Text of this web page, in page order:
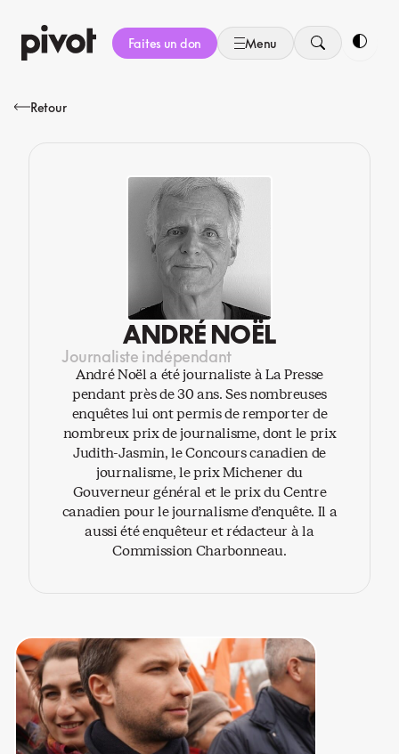
au
contenu
Faites un don Menu
Retour
ANDRÉ NOËL
Journaliste indépendant
André Noël a été journaliste à La Presse
pendant près de 30 ans. Ses nombreuses
enquêtes lui ont permis de remporter de
nombreux prix de journalisme, dont le prix
Judith-Jasmin, le Concours canadien de
journalisme, le prix Michener du
Gouverneur général et le prix du Centre
canadien pour le journalisme d’enquête. Il a
aussi été enquêteur et rédacteur à la
Commission Charbonneau.